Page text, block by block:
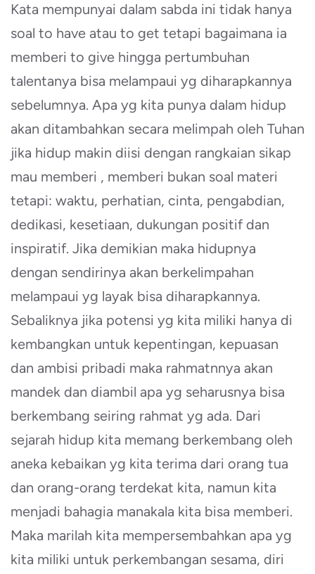
Kata mempunyai dalam sabda ini tidak hanya
soal to have atau to get tetapi bagaimana ia
memberi to give hingga pertumbuhan
talentanya bisa melampaui yg diharapkannya
sebelumnya. Apa yg kita punya dalam hidup
akan ditambahkan secara melimpah oleh Tuhan
jika hidup makin diisi dengan rangkaian sikap
mau memberi , memberi bukan soal materi
tetapi: waktu, perhatian, cinta, pengabdian,
dedikasi, kesetiaan, dukungan positif dan
inspiratif. Jika demikian maka hidupnya
dengan sendirinya akan berkelimpahan
melampaui yg layak bisa diharapkannya.
Sebaliknya jika potensi yg kita miliki hanya di
kembangkan untuk kepentingan, kepuasan
dan ambisi pribadi maka rahmatnnya akan
mandek dan diambil apa yg seharusnya bisa
berkembang seiring rahmat yg ada. Dari
sejarah hidup kita memang berkembang oleh
aneka kebaikan yg kita terima dari orang tua
dan orang-orang terdekat kita, namun kita
menjadi bahagia manakala kita bisa memberi.
Maka marilah kita mempersembahkan apa yg
kita miliki untuk perkembangan sesama, diri